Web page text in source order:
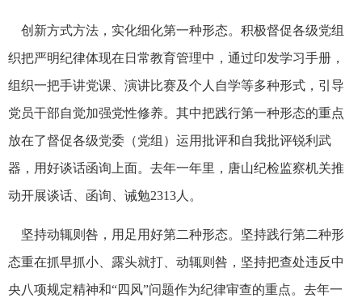
创新方式方法，实化细化第一种形态。积极督促各级党组
织把严明纪律体现在日常教育管理中，通过印发学习手册，
组织一把手讲党课、演讲比赛及个人自学等多种形式，引导
党员干部自觉加强党性修养。其中把践行第一种形态的重点
放在了督促各级党委（党组）运用批评和自我批评锐利武
器，用好谈话函询上面。去年一年里，唐山纪检监察机关推
动开展谈话、函询、诫勉2313人。
坚持动辄则咎，用足用好第二种形态。坚持践行第二种形
态重在抓早抓小、露头就打、动辄则咎，坚持把查处违反中
央八项规定精神和“四风”问题作为纪律审查的重点。去年一